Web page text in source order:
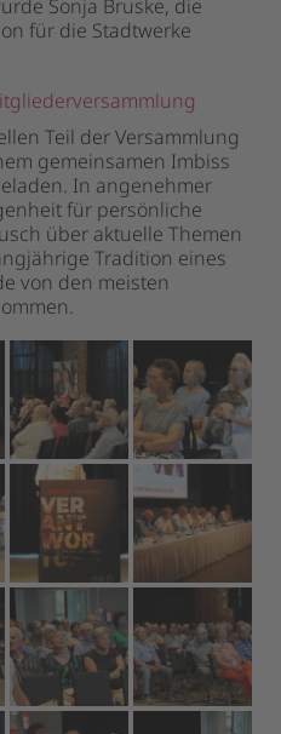
Sonja Bruske, die
für die Stadtwerke
Teil der Versammlung
gemeinsamen Imbiss
In angenehmer
für persönliche
über aktuelle Themen
Tradition eines
von den meisten